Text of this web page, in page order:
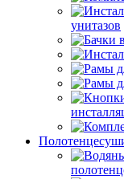
унитазов